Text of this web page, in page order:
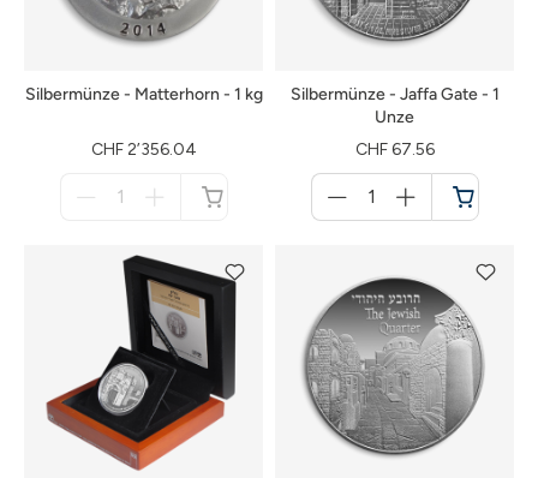
Silbermünze - Matterhorn - 1 kg
CHF 2’356.04
Silbermünze - Jaffa Gate - 1
Unze
CHF 67.56
für
Warenkorb